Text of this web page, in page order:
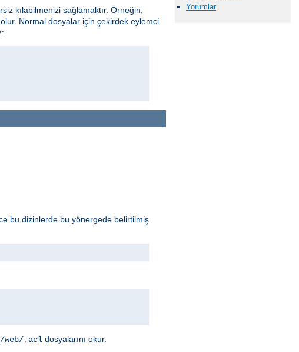
Yorumlar
kılabilmenizi sağlamaktır. Örneğin,
Normal dosyalar için çekirdek eylemci
bu dizinlerde bu yönergede belirtilmiş
.acl dosyalarını okur.